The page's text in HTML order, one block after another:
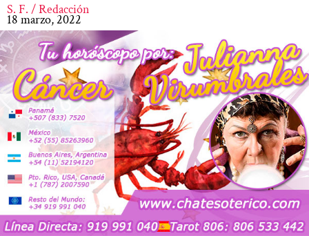
S. F. / Redacción
18 marzo, 2022